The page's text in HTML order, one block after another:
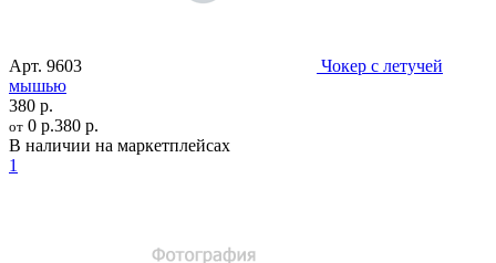
Арт. 9603
Чокер с летучей
мышью
380 р.
от 0 р.380 р.
В наличии на маркетплейсах
1